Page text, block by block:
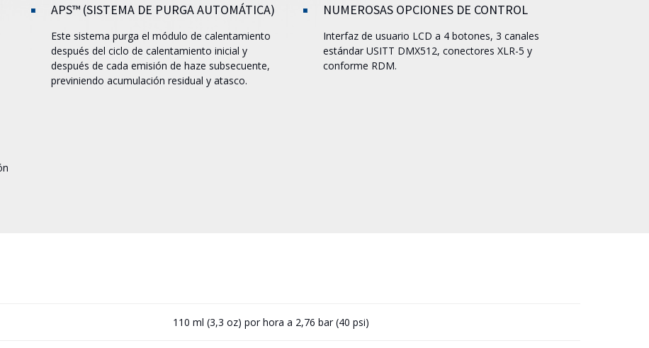
APS™ (SISTEMA DE PURGA AUTOMÁTICA)
Este sistema purga el módulo de calentamiento
después del ciclo de calentamiento inicial y
después de cada emisión de haze subsecuente,
previniendo acumulación residual y atasco.
NUMEROSAS OPCIONES DE CONTROL
Interfaz de usuario LCD a 4 botones, 3 canales
estándar USITT DMX512, conectores XLR-5 y
conforme RDM.
110 ml (3,3 oz) por hora a 2,76 bar (40 psi)